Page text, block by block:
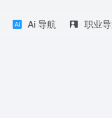
Ai 导航 职业